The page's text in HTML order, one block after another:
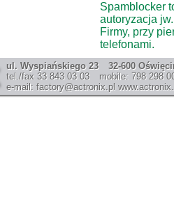
Spamblocker
autoryzacja
Firmy, przy
telefonami.
ul. Wyspiańskiego 23
tel./fax 33 843 03 03
e-mail: factory@actronix.pl
32-600
mobile: 798 298